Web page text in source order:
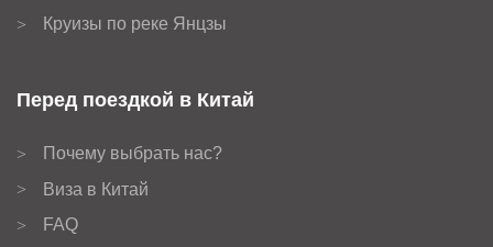
>
Круизы по реке Янцзы
Перед поездкой в Китай
>
Почему выбрать нас?
>
Виза в Китай
>
FAQ